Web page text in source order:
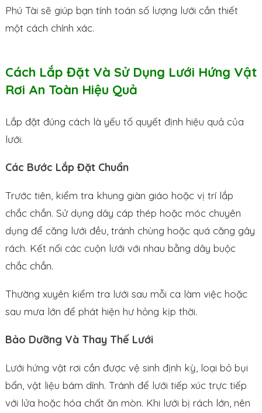
Phú Tài sẽ giúp bạn tính toán số lượng lưới cần thiết
một cách chính xác.
Cách Lắp Đặt Và Sử Dụng Lưới Hứng Vật
Rơi An Toàn Hiệu Quả
Lắp đặt đúng cách là yếu tố quyết định hiệu quả của
lưới.
Các Bước Lắp Đặt Chuẩn
Trước tiên, kiểm tra khung giàn giáo hoặc vị trí lắp
chắc chắn. Sử dụng dây cáp thép hoặc móc chuyên
dụng để căng lưới đều, tránh chùng hoặc quá căng gây
rách. Kết nối các cuộn lưới với nhau bằng dây buộc
chắc chắn.
Thường xuyên kiểm tra lưới sau mỗi ca làm việc hoặc
sau mưa lớn để phát hiện hư hỏng kịp thời.
Bảo Dưỡng Và Thay Thế Lưới
Lưới hứng vật rơi cần được vệ sinh định kỳ, loại bỏ bụi
bẩn, vật liệu bám dính. Tránh để lưới tiếp xúc trực tiếp
với lửa hoặc hóa chất ăn mòn. Khi lưới bị rách lớn, nên